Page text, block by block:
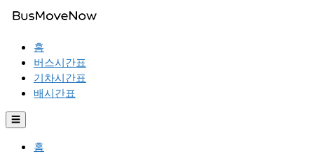
홈
버스시간표
기차시간표
배시간표
☰
홈